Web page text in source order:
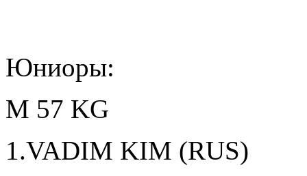
Юниоры:
M 57 KG
1.VADIM KIM (RUS)